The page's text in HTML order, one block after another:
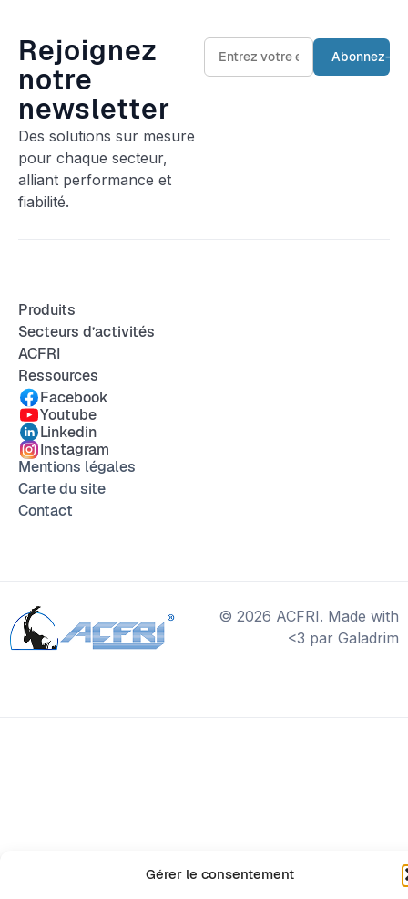
Gérer le consentement
Rejoignez
notre
newsletter
Des solutions sur mesure
pour chaque secteur,
alliant performance et
fiabilité.
Produits
Secteurs d’activités
ACFRI
Ressources
Facebook
Youtube
Linkedin
Instagram
Mentions légales
Carte du site
Contact
© 2026 ACFRI. Made with
<3 par Galadrim